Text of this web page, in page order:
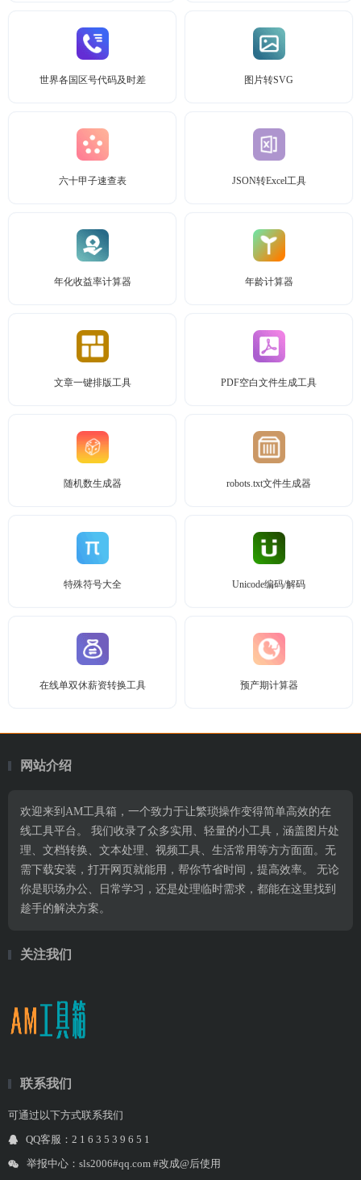
世界各国区号代码及时差 图片转SVG
六十甲子速查表 JSON转Excel工具
年化收益率计算器 年龄计算器
文章一键排版工具 PDF空白文件生成工具
随机数生成器 robots.txt文件生成器
特殊符号大全 Unicode编码/解码
在线单双休薪资转换工具 预产期计算器
网站介绍
欢迎来到AM工具箱，一个致力于让繁琐操作变得简单高效的在
线工具平台。 我们收录了众多实用、轻量的小工具，涵盖图片处
理、文档转换、文本处理、视频工具、生活常用等方方面面。无
需下载安装，打开网页就能用，帮你节省时间，提高效率。 无论
你是职场办公、日常学习，还是处理临时需求，都能在这里找到
趁手的解决方案。
关注我们
联系我们
可通过以下方式联系我们
QQ客服：2 1 6 3 5 3 9 6 5 1
举报中心：sls2006#qq.com #改成@后使用